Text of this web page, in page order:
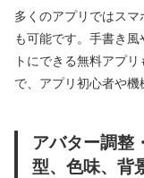
多くのアプリではス
も可能です。手書き
トにできる無料アプ
で、アプリ初心者や機
アバター調整
型、色味、背